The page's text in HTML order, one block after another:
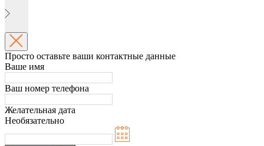
Просто оставьте ваши контактные данные
Ваше имя
Ваш номер телефона
Желательная дата
Необязательно